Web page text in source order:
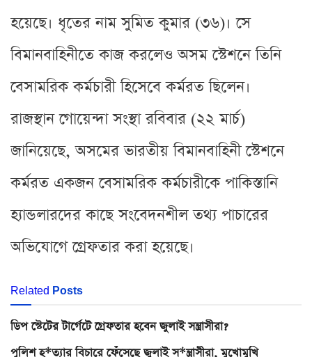
হয়েছে। ধৃতের নাম সুমিত কুমার (৩৬)। সে
বিমানবাহিনীতে কাজ করলেও অসম স্টেশনে তিনি
বেসামরিক কর্মচারী হিসেবে কর্মরত ছিলেন।
রাজস্থান গোয়েন্দা সংস্থা রবিবার (২২ মার্চ)
জানিয়েছে, অসমের ভারতীয় বিমানবাহিনী স্টেশনে
কর্মরত একজন বেসামরিক কর্মচারীকে পাকিস্তানি
হ্যান্ডলারদের কাছে সংবেদনশীল তথ্য পাচারের
অভিযোগে গ্রেফতার করা হয়েছে।
Related Posts
ডিপ স্টেটের টার্গেটে গ্রেফতার হবেন জুলাই সন্ত্রাসীরা?
পুলিশ হ*ত্যার বিচারে ফেঁসেছে জুলাই স*ন্ত্রাসীরা, মুখোমুখি